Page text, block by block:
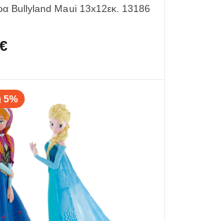
Bullyland Maui 13x12εκ. 13186
€
5%